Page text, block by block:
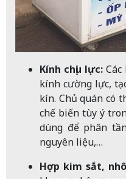
Kính chịu lực:
kính cường lực,
kín. Chủ quán có
chế biến tùy ý
dùng để phân
nguyên liệu,…
Hợp kim sắt,